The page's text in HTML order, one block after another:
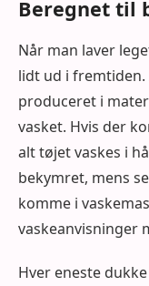
Beregnet til
Når man laver
lidt ud i fremtiden.
produceret i
vasket. Hvis der
alt tøjet vaskes i
bekymret, mens
komme i
vaskeanvisninger
Hver eneste